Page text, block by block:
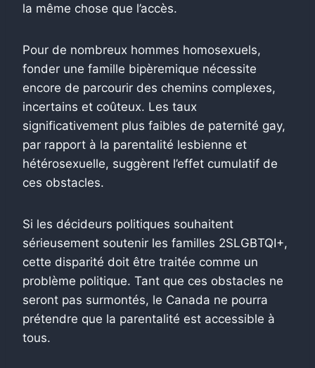
la même chose que l’accès.
Pour de nombreux hommes homosexuels,
fonder une famille bipèremique nécessite
encore de parcourir des chemins complexes,
incertains et coûteux. Les taux
significativement plus faibles de paternité gay,
par rapport à la parentalité lesbienne et
hétérosexuelle, suggèrent l’effet cumulatif de
ces obstacles.
Si les décideurs politiques souhaitent
sérieusement soutenir les familles 2SLGBTQI+,
cette disparité doit être traitée comme un
problème politique. Tant que ces obstacles ne
seront pas surmontés, le Canada ne pourra
prétendre que la parentalité est accessible à
tous.